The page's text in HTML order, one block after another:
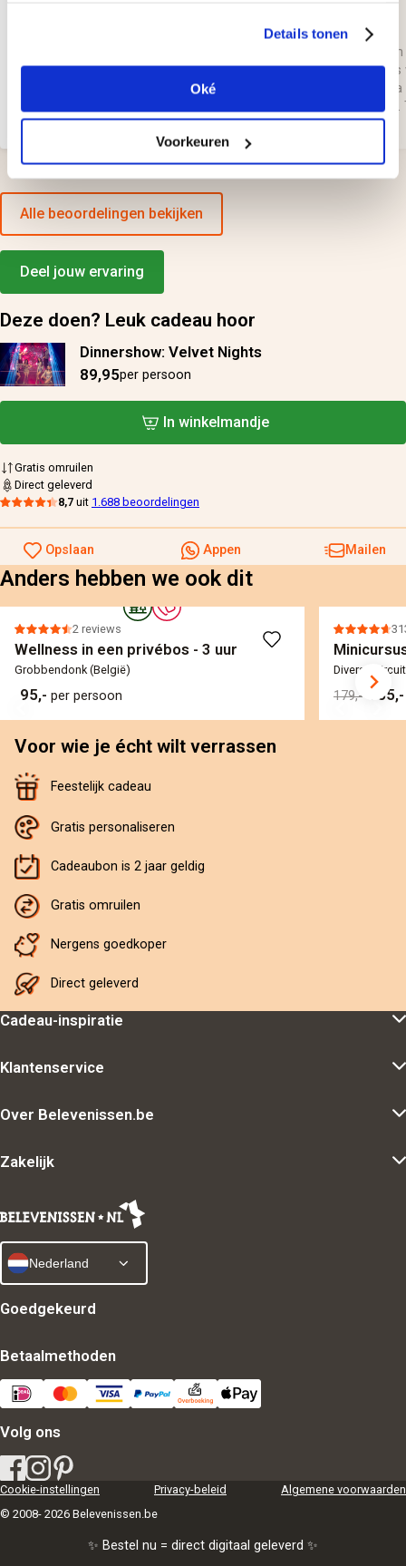
Details tonen
Oké
Voorkeuren
Ja was verrassend hadden
circus verwacht maar was
erotisch. Verder een prima
show en geweldige songs.
avond
Alle beoordelingen bekijken
Deel jouw ervaring
Deze doen? Leuk cadeau hoor
Dinnershow: Velvet Nights
89,95per persoon
In winkelmandje
Gratis omruilen
Direct geleverd
8,7 uit 1.688 beoordelingen
Opslaan Appen Mailen
Anders hebben we ook dit
2 reviews
Wellness in een privébos - 3 uur
Grobbendonk (België)
95,- per persoon
Diverse
179,-
Voor wie je écht wilt verrassen
Feestelijk cadeau
Gratis personaliseren
Cadeaubon is 2 jaar geldig
Gratis omruilen
Nergens goedkoper
Direct geleverd
Cadeau-inspiratie
Klantenservice
Over Belevenissen.be
Zakelijk
Nederland
Goedgekeurd
Betaalmethoden
Volg ons
Cookie-instellingen Privacy-beleid
Algemene voorwaarden
© 2008- 2026 Belevenissen.be
✨ Bestel nu = direct digitaal geleverd ✨